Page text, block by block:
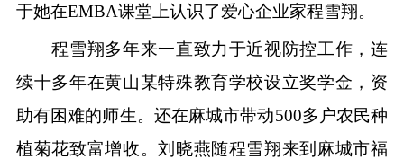
于她在EMBA课堂上认识了爱心企业家程雪翔。
程雪翔多年来一直致力于近视防控工作，连
续十多年在黄山某特殊教育学校设立奖学金，资
助有困难的师生。还在麻城市带动500多户农民种
植菊花致富增收。刘晓燕随程雪翔来到麻城市福